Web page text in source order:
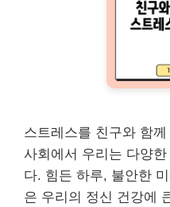
스트레스를 친구와 함
사회에서 우리는 다양
다. 힘든 하루, 불안한
은 우리의 정신 건강에